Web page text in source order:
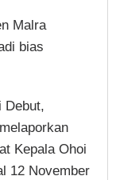
Malra
bias
Debut,
Kepala Ohoi
12 November